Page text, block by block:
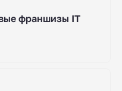
франшизы IT